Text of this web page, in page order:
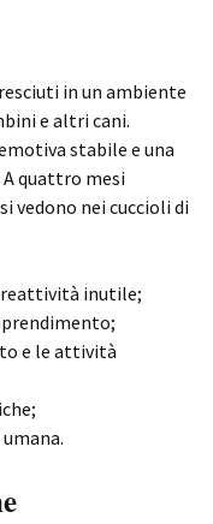
in un ambiente
e altri cani.
stabile e una
quattro mesi
vedono nei cuccioli di
reattività inutile;
e le attività